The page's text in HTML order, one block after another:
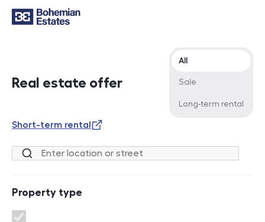
Real estate offer
Offer type
All
Sale
Long-term rental
Short-term rental
Location or street
Property type
Property type